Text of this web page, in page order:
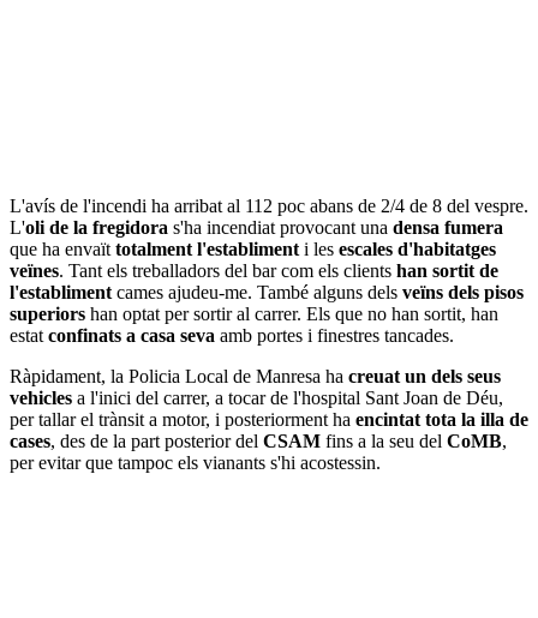
L'avís de l'incendi ha arribat al 112 poc abans de 2/4 de 8 del vespre.
L'oli de la fregidora s'ha incendiat provocant una densa fumera
que ha envaït totalment l'establiment i les escales d'habitatges
veïnes. Tant els treballadors del bar com els clients han sortit de
l'establiment cames ajudeu-me. També alguns dels veïns dels pisos
superiors han optat per sortir al carrer. Els que no han sortit, han
estat confinats a casa seva amb portes i finestres tancades.
Ràpidament, la Policia Local de Manresa ha creuat un dels seus
vehicles a l'inici del carrer, a tocar de l'hospital Sant Joan de Déu,
per tallar el trànsit a motor, i posteriorment ha encintat tota la illa de
cases, des de la part posterior del CSAM fins a la seu del CoMB,
per evitar que tampoc els vianants s'hi acostessin.